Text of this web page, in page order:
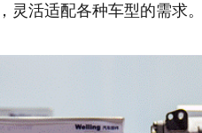
灵活适配各种车型的需求